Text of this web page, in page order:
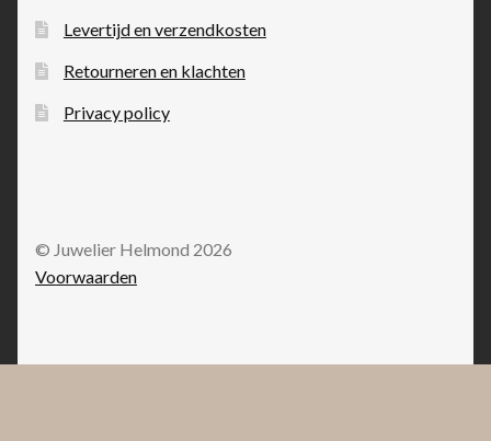
Levertijd en verzendkosten
Retourneren en klachten
Privacy policy
© Juwelier Helmond 2026
Voorwaarden